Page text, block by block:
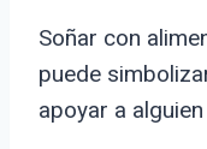
Soñar con
puede
apoyar a